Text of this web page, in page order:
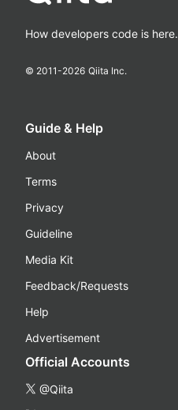
How developers code is here.
© 2011-2026 Qiita Inc.
Guide & Help
About
Terms
Privacy
Guideline
Media Kit
Feedback/Requests
Help
Advertisement
Official Accounts
@Qiita